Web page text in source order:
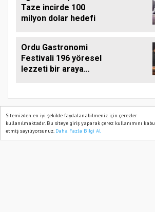
Sitemizden en iyi şekilde faydalanabilmeniz için çerezler
kullanılmaktadır. Bu siteye giriş yaparak çerez kullanımını
etmiş sayılıyorsunuz. Daha Fazla Bilgi Al
Taze incirde 100
milyon dolar hedefi
Ordu Gastronomi
Festivali 196 yöresel
lezzeti bir araya
TARIM PUSULASI
Ana Sayfa Web TV